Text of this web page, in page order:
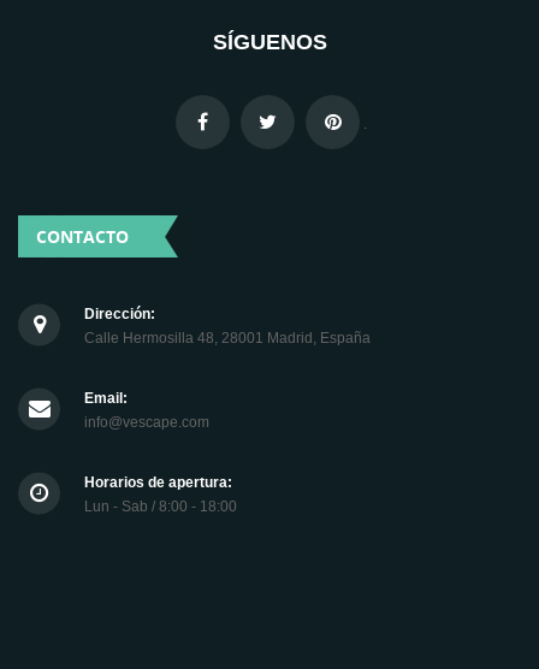
SÍGUENOS
.
CONTACTO
Dirección:
Calle Hermosilla 48, 28001 Madrid, España
Email:
info@vescape.com
Horarios de apertura:
Lun - Sab / 8:00 - 18:00